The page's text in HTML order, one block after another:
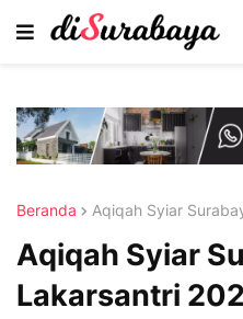
Beranda Aqiqah Syiar
Aqiqah Syiar
Lakarsantri